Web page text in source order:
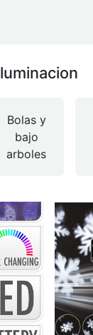
Bolas y
bajo
arboles